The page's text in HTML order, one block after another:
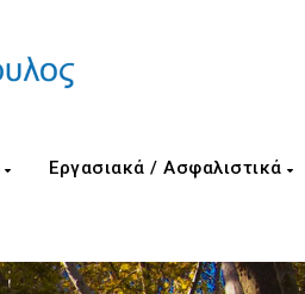
Εργασιακά / Ασφαλιστικά